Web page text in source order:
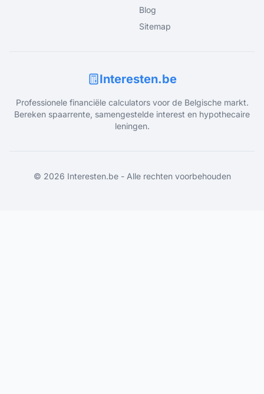
Blog
Sitemap
Interesten.be
Professionele financiële calculators voor de Belgische markt.
Bereken spaarrente, samengestelde interest en hypothecaire
leningen.
© 2026 Interesten.be - Alle rechten voorbehouden